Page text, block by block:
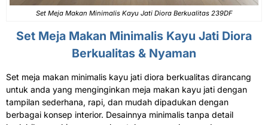
Set Meja Makan Minimalis Kayu Jati Diora Berkualitas 239DF
Set Meja Makan Minimalis Kayu Jati Diora
Berkualitas & Nyaman
Set meja makan minimalis kayu jati diora berkualitas dirancang
untuk anda yang menginginkan meja makan kayu jati dengan
tampilan sederhana, rapi, dan mudah dipadukan dengan
berbagai konsep interior. Desainnya minimalis tanpa detail